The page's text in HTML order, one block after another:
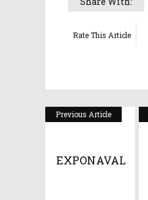
Rate This Article
Previous Article
EXPONAVAL